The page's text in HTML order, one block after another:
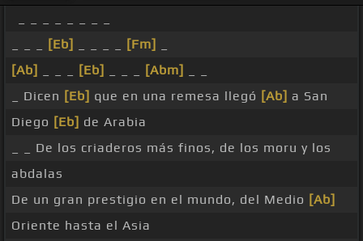
[Eb] [Fm]
[Ab]
[Eb] [Abm]
_ Dicen [Eb] que en una remesa llegó [Ab] a San
Diego [Eb] de Arabia
_ _ De los criaderos más finos, de los moru y los
abdalas
De un gran prestigio en el mundo, del Medio [Ab]
Oriente hasta el Asia